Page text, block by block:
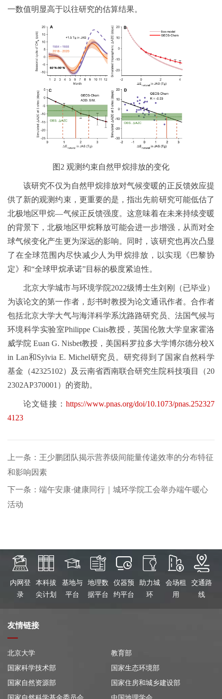
一数值明显高于以往研究的估算结果。
图2 观测约束自然甲烷排放的变化
该研究不仅为自然甲烷排放对气候变暖的正反馈效应提
供了新的观测约束，更重要的是，指出先前研究可能低估了
北极地区甲烷—气候正反馈强度。这意味着在未来持续变暖
的背景下，北极地区甲烷释放可能会进一步增强，从而对全
球气候变化产生更为深远的影响。同时，该研究也再次凸显
了在全球范围内尽快减少人为甲烷排放，以实现《巴黎协
定》和“全球甲烷承诺”目标的极度紧迫性。
北京大学城市与环境学院2022级博士生刘刚（已毕业）
为该论文的第一作者，彭书时教授为论文通讯作者。合作者
包括北京大学大气与海洋科学系沈路路研究员、法国气候与
环境科学实验室Philippe Ciais教授，英国伦敦大学皇家霍洛
威学院 Euan G. Nisbet教授，美国科罗拉多大学博尔德分校X
in Lan和Sylvia E. Michel研究员。研究得到了国家自然科学
基金（42325102）及云南省西南联合研究生院科技项目（20
2302AP370001）的资助。
论文链接： https://www.pnas.org/doi/10.1073/pnas.252327
4123
上一条：王少鹏团队揭示营养级间能量传递效率的分布特征
和影响因素
下一条：端午安康·健康同行｜城环学院工会举办端午暖心
活动
内网登
录
本科拔
尖计划
基地与
平台
地理数
据平台
仪器预
约平台
助力城
环
会场租
用
交通路
线
友情链接
北京大学
教育部
国家科学技术部
国家生态环境部
国家自然资源部
国家住房和城乡建设部